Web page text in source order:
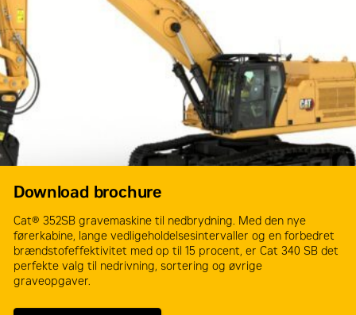
Download brochure
Cat® 352SB gravemaskine til nedbrydning. Med den nye
førerkabine, lange vedligeholdelsesintervaller og en forbedret
brændstofeffektivitet med op til 15 procent, er Cat 340 SB det
perfekte valg til nedrivning, sortering og øvrige
graveopgaver.